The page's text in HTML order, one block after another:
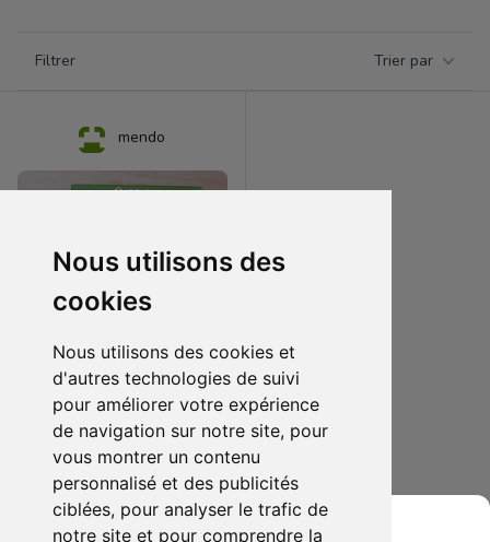
Nous utilisons des
cookies
Nous utilisons des cookies et
d'autres technologies de suivi
pour améliorer votre expérience
de navigation sur notre site, pour
vous montrer un contenu
personnalisé et des publicités
ciblées, pour analyser le trafic de
notre site et pour comprendre la
Filtrer Trier par
mendo
10.00 € 1
batman arkham
Ajouter au lot